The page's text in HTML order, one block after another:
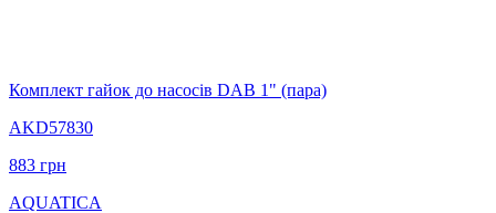
Комплект гайок до насосів DAB 1" (пара)
AKD57830
883 грн
AQUATICA